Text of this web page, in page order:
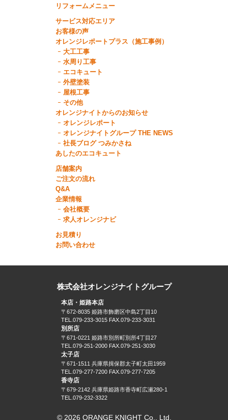
リフォームメニュー
サービス対応エリア
お客様の声
オレンジレポートプラス（施工事例）
大工工事
水周り工事
エコキュート
外壁塗装
屋根工事
その他
オレンジナイトからのお知らせ
オレンジレポート
オレンジナイトグループ THE NEWS
社長ブログ つみかさね
あしたのエコキュート
店舗案内
ご注文の流れ
Q&A
企業情報
会社概要
求人オレンジナビ
お見積り
お問い合わせ
株式会社オレンジナイトグループ
本店・姫路本店
〒672-8035 姫路市飾磨区中島2丁目10
TEL.079-233-3015 FAX.079-233-3031
別所店
〒671-0221 姫路市別所町別所4丁目27
TEL.079-251-2000 FAX.079-251-3030
太子店
〒671-1511 兵庫県揖保郡太子町太田1959
TEL.079-277-7200 FAX.079-277-7205
香寺店
〒679-2142 兵庫県姫路市香寺町広瀬280-1
TEL.079-232-3322
© 2026 ORANGE KNIGHT Co., Ltd.